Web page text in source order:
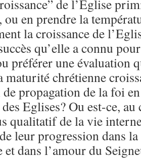
de l’Eglise
ou en prendre la
la croissance de
qu’elle a connu
préférer une évaluation
maturité chrétienne
propagation de la foi
Eglises? Ou est-ce,
qualitatif de la vie
leur progression dans
et dans l’amour du